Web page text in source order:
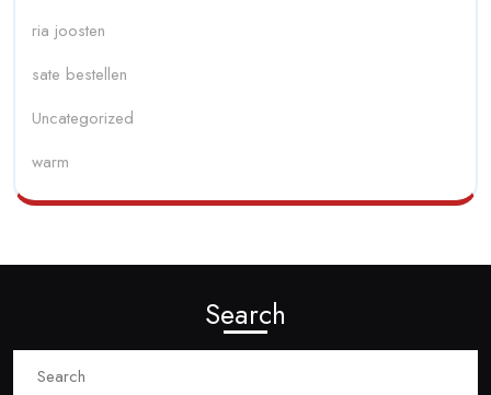
ria joosten
sate bestellen
Uncategorized
warm
Search